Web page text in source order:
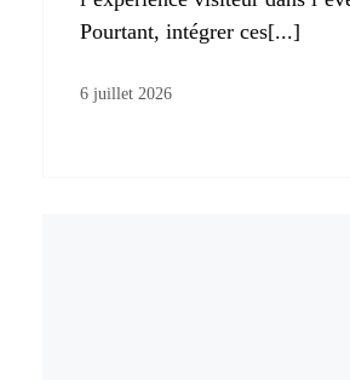
Pourtant, intégrer ces[...]
6 juillet 2026